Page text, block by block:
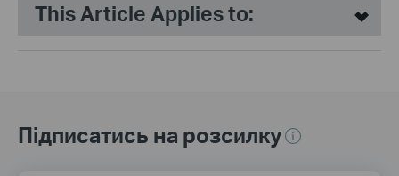
This Article Applies to:
Підписатись на розсилку